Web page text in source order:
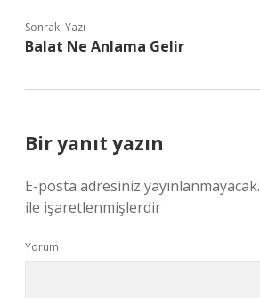
Sonraki Yazı
Balat Ne Anlama Gelir
Bir yanıt yazın
E-posta adresiniz yayınlanmayacak.
ile işaretlenmişlerdir
Yorum